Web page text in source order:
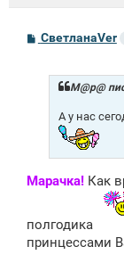
ССветланаVer
М@р@
А у нас
Марачка! Как
полгодика
принцессами